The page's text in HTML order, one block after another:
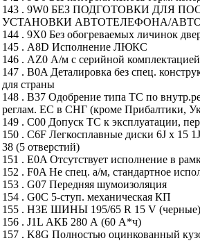
143 . 9W0 БЕЗ ПОДГОТОВКИ ДЛЯ
УСТАНОВКИ АВТОТЕЛЕФОНА/
144 . 9X0 Без обогреваемых личинок
145 . A8D Исполнение ЛЮКС
146 . AZ0 А/м с серийной комплектацией
147 . B0A Деталировка без спец.
для страны
148 . B37 Одобрение типа ТС по
реглам. ЕС в СНГ (кроме Прибалтики,
149 . C00 Допуск ТС к эксплуатации,
150 . C6F Легкосплавные диски 6J x 15
38 (5 отверстий)
151 . E0A Отсутствует исполнение в
152 . F0A Не спец. а/м, стандартное
153 . G07 Передняя шумоизоляция
154 . G0C 5-ступ. механическая КП
155 . H3E ШИНЫ 195/65 R 15 V (черные)
156 . J1L АКБ 280 А (60 А*ч)
157 . K8G Полностью оцинкованный